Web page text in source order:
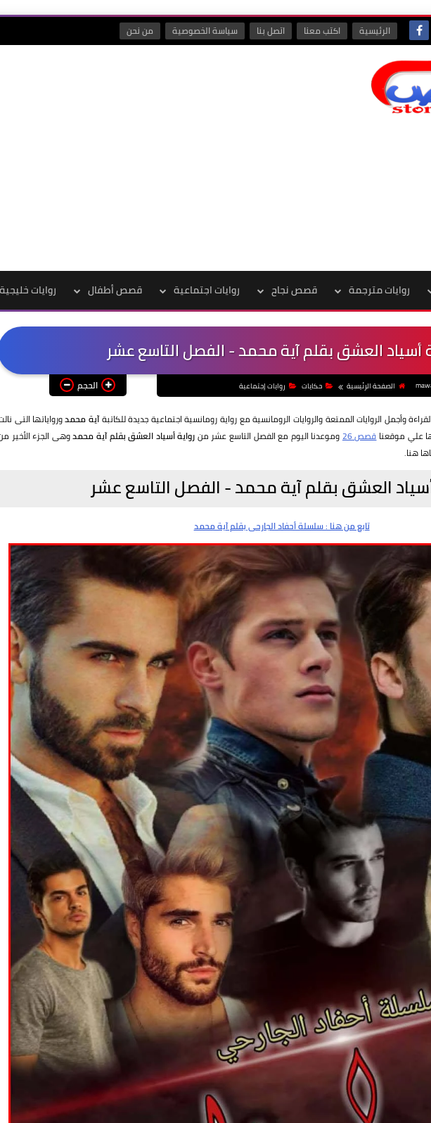
الرئيسية اكتب معنا اتصل بنا سياسة الخصوصية من نحن
روايات مترجمة قصص نجاح روايات اجتماعية قصص أطفال روايات خليجية
أسياد العشق بقلم آية محمد - الفصل التاسع عشر
الصفحة الرئيسية حكايات روايات إجتماعية الحجم
وأجمل الروايات الممتعة والروايات الرومانسية مع رواية رومانسيةاجتماعيةجديدة للكاتبةآية محمدورواياتها التى
علي موقعناقصص 26 وموعدنا اليوم مع الفصل التاسع عشر منرواية أسياد العشق بقلم آية محمدوهى الجزء الأخير
هنا.
العشق بقلم آية محمد - الفصل التاسع عشر
تابع من هنا : سلسلة أحفاد الجارحى بقلم آية محمد